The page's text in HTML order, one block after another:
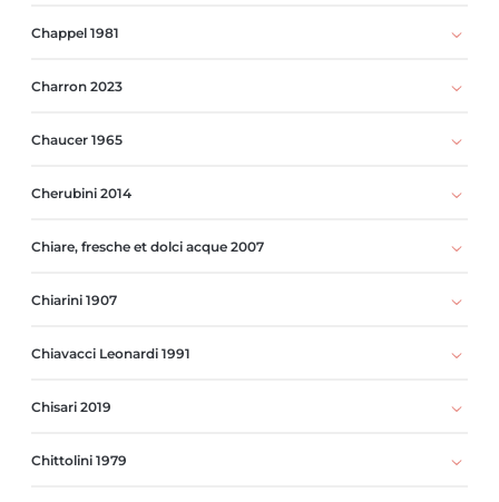
Chappel 1981
Charron 2023
Chaucer 1965
Cherubini 2014
Chiare, fresche et dolci acque 2007
Chiarini 1907
Chiavacci Leonardi 1991
Chisari 2019
Chittolini 1979